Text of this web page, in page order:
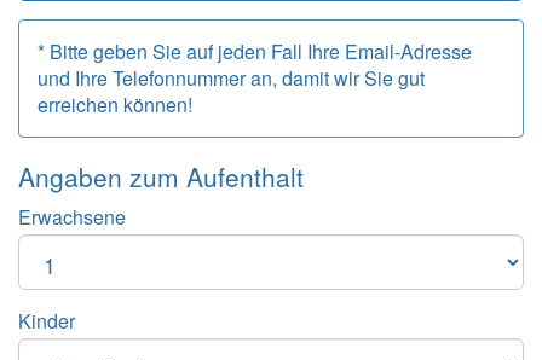
* Bitte geben Sie auf jeden Fall Ihre Email-Adresse
und Ihre Telefonnummer an, damit wir Sie gut
erreichen können!
Angaben zum Aufenthalt
Erwachsene
Kinder